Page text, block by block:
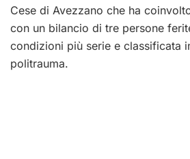
Cese di Avezzano che ha
con un bilancio di tre persone
condizioni più serie e classificata
politrauma.